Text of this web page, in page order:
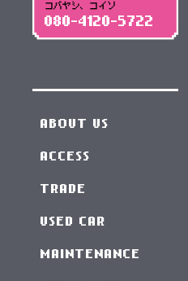
コバヤシ、コイソ
080-4120-5722
ABOUT US
ACCESS
TRADE
USED CAR
MAINTENANCE